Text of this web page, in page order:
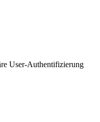
User-Authentifizierung